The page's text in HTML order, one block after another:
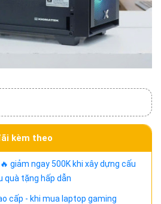
kèm theo
giảm ngay 500K khi xây dựng cấu
quà tặng hấp dẫn
cấp - khi mua laptop gaming